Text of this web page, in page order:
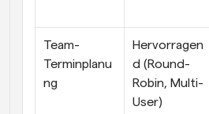
Team-
Terminplanu
ng
Hervorragen
d (Round-
Robin, Multi-
User)